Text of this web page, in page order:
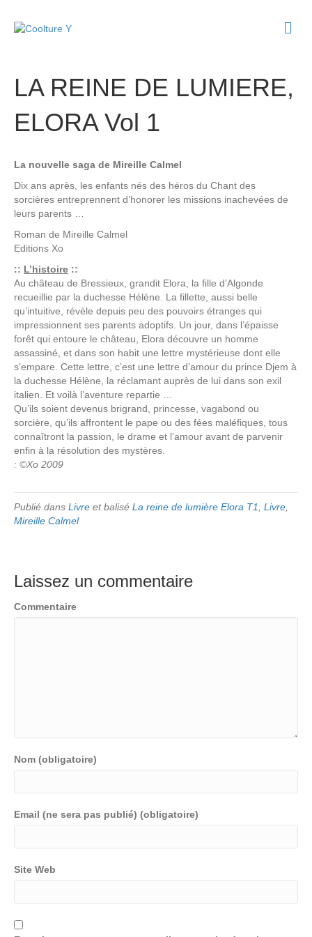
LA REINE DE LUMIERE,
ELORA Vol 1
La nouvelle saga de Mireille Calmel
Dix ans après, les enfants nés des héros du Chant des
sorcières entreprennent d’honorer les missions inachevées de
leurs parents …
Roman de Mireille Calmel
Editions Xo
:: L’histoire ::
Au château de Bressieux, grandit Elora, la fille d’Algonde
recueillie par la duchesse Hélène. La fillette, aussi belle
qu’intuitive, révèle depuis peu des pouvoirs étranges qui
impressionnent ses parents adoptifs. Un jour, dans l’épaisse
forêt qui entoure le château, Elora découvre un homme
assassiné, et dans son habit une lettre mystérieuse dont elle
s’empare. Cette lettre, c’est une lettre d’amour du prince Djem à
la duchesse Hélène, la réclamant auprès de lui dans son exil
italien. Et voilà l’aventure repartie …
Qu’ils soient devenus brigrand, princesse, vagabond ou
sorcière, qu’ils affrontent le pape ou des fées maléfiques, tous
connaîtront la passion, le drame et l’amour avant de parvenir
enfin à la résolution des mystères.
: ©Xo 2009
Publié dans Livre et balisé La reine de lumière Elora T1, Livre,
Mireille Calmel
Laissez un commentaire
Commentaire
Nom (obligatoire)
Email (ne sera pas publié) (obligatoire)
Site Web